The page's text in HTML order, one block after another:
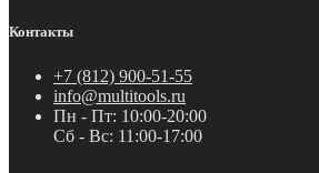
Контакты
+7 (812) 900-51-55
info@multitools.ru
Пн - Пт: 10:00-20:00
Сб - Вс: 11:00-17:00